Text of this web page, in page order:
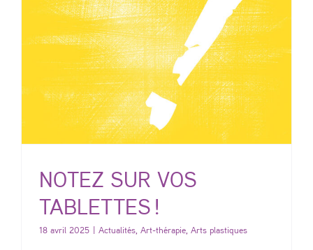
NOTEZ SUR VOS
TABLETTES !
18 avril 2025 | Actualités Art-thérapie Arts plastiques